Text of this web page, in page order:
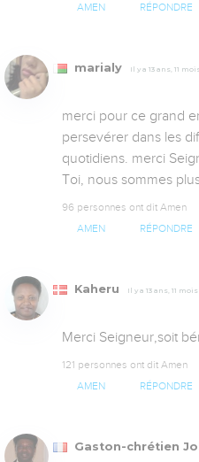
AMEN RÉPONDRE
marialy Il y a 13 ans, 11 mois
merci pour ce grand
persevérer dans les
quotidiens. merci
Toi, nous sommes
96 personnes ont dit Amen
AMEN RÉPONDRE
Kaheru Il y a 13 ans, 11 mois
Merci Seigneur,soit
121 personnes ont dit Amen
AMEN RÉPONDRE
Gaston-chrétien